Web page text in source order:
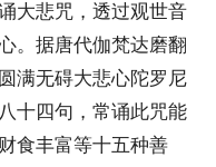
大悲咒，透过观世音
。据唐代伽梵达磨翻
满无碍大悲心陀罗尼
十四句，常诵此咒能
食丰富等十五种善